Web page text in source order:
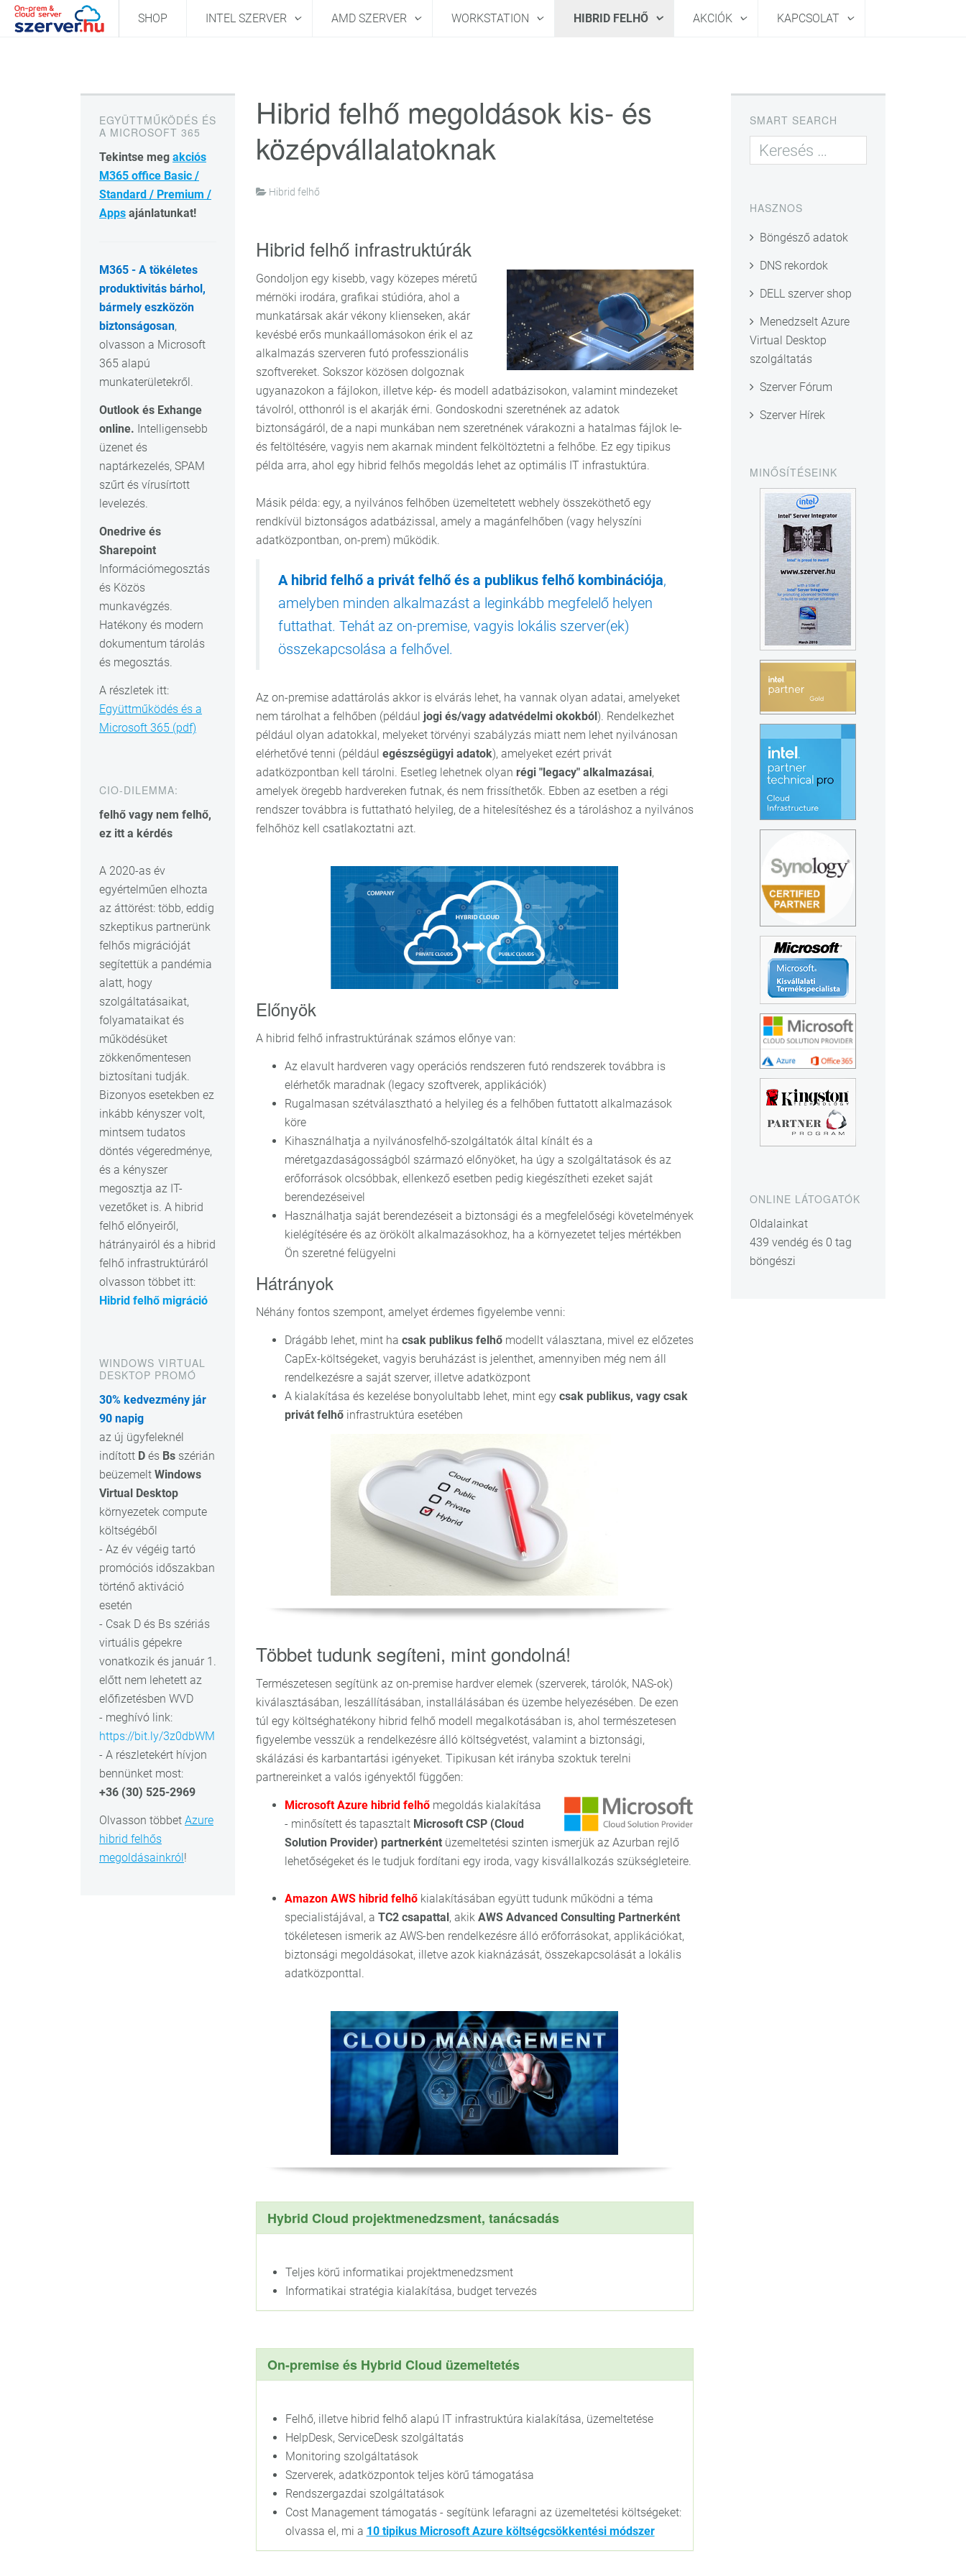
SHOP INTEL SZERVER AMD SZERVER WORKSTATION HIBRID FELHŐ AKCIÓK KAPCSOLAT
Hibrid felhő megoldások kis- és
középvállalatoknak
Hibrid felhő
Hibrid felhő infrastruktúrák
Gondoljon egy kisebb, vagy közepes méretű
mérnöki irodára, grafikai stúdióra, ahol a
munkatársak akár vékony klienseken, akár
kevésbé erős munkaállomásokon érik el az
alkalmazás szerveren futó professzionális
szoftvereket. Sokszor közösen dolgoznak
ugyanazokon a fájlokon, illetve kép- és modell adatbázisokon, valamint mindezeket
távolról, otthonról is el akarják érni. Gondoskodni szeretnének az adatok
biztonságáról, de a napi munkában nem szeretnének várakozni a hatalmas fájlok le-
és feltöltésére, vagyis nem akarnak mindent felköltöztetni a felhőbe. Ez egy tipikus
példa arra, ahol egy hibrid felhős megoldás lehet az optimális IT infrastuktúra.
Másik példa: egy, a nyilvános felhőben üzemeltetett webhely összeköthető egy
rendkívül biztonságos adatbázissal, amely a magánfelhőben (vagy helyszíni
adatközpontban, on-prem) működik.
A hibrid felhő a privát felhő és a publikus felhő kombinációja,
amelyben minden alkalmazást a leginkább megfelelő helyen
futtathat. Tehát az on-premise, vagyis lokális szerver(ek)
összekapcsolása a felhővel.
Az on-premise adattárolás akkor is elvárás lehet, ha vannak olyan adatai, amelyeket
nem tárolhat a felhőben (például jogi és/vagy adatvédelmi okokból). Rendelkezhet
például olyan adatokkal, melyeket törvényi szabályzás miatt nem lehet nyilvánosan
elérhetővé tenni (például egészségügyi adatok), amelyeket ezért privát
adatközpontban kell tárolni. Esetleg lehetnek olyan régi "legacy" alkalmazásai,
amelyek öregebb hardvereken futnak, és nem frissíthetők. Ebben az esetben a régi
rendszer továbbra is futtatható helyileg, de a hitelesítéshez és a tároláshoz a nyilvános
felhőhöz kell csatlakoztatni azt.
Előnyök
A hibrid felhő infrastruktúrának számos előnye van:
Az elavult hardveren vagy operációs rendszeren futó rendszerek továbbra is
elérhetők maradnak (legacy szoftverek, applikációk)
Rugalmasan szétválasztható a helyileg és a felhőben futtatott alkalmazások
köre
Kihasználhatja a nyilvánosfelhő-szolgáltatók által kínált és a
méretgazdaságosságból származó előnyöket, ha úgy a szolgáltatások és az
erőforrások olcsóbbak, ellenkező esetben pedig kiegészítheti ezeket saját
berendezéseivel
Használhatja saját berendezéseit a biztonsági és a megfelelőségi követelmények
kielégítésére és az örökölt alkalmazásokhoz, ha a környezetet teljes mértékben
Ön szeretné felügyelni
Hátrányok
Néhány fontos szempont, amelyet érdemes figyelembe venni:
Drágább lehet, mint ha csak publikus felhőmodellt választana, mivel ez előzetes
CapEx-költségeket, vagyis beruházást is jelenthet, amennyiben még nem áll
rendelkezésre a saját szerver, illetve adatközpont
A kialakítása és kezelése bonyolultabb lehet, mint egy csak publikus, vagy csak
privát felhőinfrastruktúra esetében
Többet tudunk segíteni, mint gondolná!
Természetesen segítünk az on-premise hardver elemek (szerverek, tárolók, NAS-ok)
kiválasztásában, leszállításában, installálásában és üzembe helyezésében. De ezen
túl egy költséghatékony hibrid felhő modell megalkotásában is, ahol természetesen
figyelembe vesszük a rendelkezésre álló költségvetést, valamint a biztonsági,
skálázási és karbantartási igényeket. Tipikusan két irányba szoktuk terelni
partnereinket a valós igényektől függően:
Microsoft Azure hibrid felhőmegoldás kialakítása
- minősített és tapasztalt Microsoft CSP (Cloud
Solution Provider) partnerkéntüzemeltetési szinten ismerjük az Azurban rejlő
lehetőségeket és le tudjuk fordítani egy iroda, vagy kisvállalkozás szükségleteire.
Amazon AWS hibrid felhőkialakításában együtt tudunk működni a téma
specialistájával, a TC2 csapattal, akik AWS Advanced Consulting Partnerként
tökéletesen ismerik az AWS-ben rendelkezésre álló erőforrásokat, applikációkat,
biztonsági megoldásokat, illetve azok kiaknázását, összekapcsolását a lokális
adatközponttal.
Hybrid Cloud projektmenedzsment, tanácsadás
Teljes körű informatikai projektmenedzsment
Informatikai stratégia kialakítása, budget tervezés
On-premise és Hybrid Cloud üzemeltetés
Felhő, illetve hibrid felhő alapú IT infrastruktúra kialakítása, üzemeltetése
HelpDesk, ServiceDesk szolgáltatás
Monitoring szolgáltatások
Szerverek, adatközpontok teljes körű támogatása
Rendszergazdai szolgáltatások
Cost Management támogatás - segítünk lefaragni az üzemeltetési költségeket:
olvassa el, mi a 10 tipikus Microsoft Azure költségcsökkentési módszer
EGYÜTTMŰKÖDÉS ÉS
A MICROSOFT 365
Tekintse meg akciós
M365 office Basic /
Standard / Premium /
Apps ajánlatunkat!
M365 - A tökéletes
produktivitás bárhol,
bármely eszközön
biztonságosan,
olvasson a Microsoft
365 alapú
munkaterületekről.
Outlook és Exhange
online. Intelligensebb
üzenet és
naptárkezelés, SPAM
szűrt és vírusírtott
levelezés.
Onedrive és
Sharepoint
Információmegosztás
és Közös
munkavégzés.
Hatékony és modern
dokumentum tárolás
és megosztás.
A részletek itt:
Együttműködés és a
Microsoft 365 (pdf)
CIO-DILEMMA:
felhő vagy nem felhő,
ez itt a kérdés
A 2020-as év
egyértelműen elhozta
az áttörést: több, eddig
szkeptikus partnerünk
felhős migrációját
segítettük a pandémia
alatt, hogy
szolgáltatásaikat,
folyamataikat és
működésüket
zökkenőmentesen
biztosítani tudják.
Bizonyos esetekben ez
inkább kényszer volt,
mintsem tudatos
döntés végeredménye,
és a kényszer
megosztja az IT-
vezetőket is. A hibrid
felhő előnyeiről,
hátrányairól és a hibrid
felhő infrastruktúráról
olvasson többet itt:
Hibrid felhő migráció
WINDOWS VIRTUAL
DESKTOP PROMÓ
30% kedvezmény jár
90 napig
az új ügyfeleknél
indított D és Bs szérián
beüzemelt Windows
Virtual Desktop
környezetek compute
költségéből
- Az év végéig tartó
promóciós időszakban
történő aktiváció
esetén
- Csak D és Bs szériás
virtuális gépekre
vonatkozik és január 1.
előtt nem lehetett az
előfizetésben WVD
- meghívó link:
https://bit.ly/3z0dbWM
- A részletekért hívjon
bennünket most:
+36 (30) 525-2969
Olvasson többet Azure
hibrid felhős
megoldásainkról!
SMART SEARCH
HASZNOS
Böngésző adatok
DNS rekordok
DELL szerver shop
Menedzselt Azure
Virtual Desktop
szolgáltatás
Szerver Fórum
Szerver Hírek
MINŐSÍTÉSEINK
ONLINE LÁTOGATÓK
Oldalainkat
439 vendég és 0 tag
böngészi